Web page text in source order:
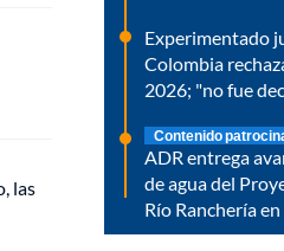
las
Experimentado
Colombia
2026; "no fue
Contenido
ADR entrega
de agua del
Río Ranchería